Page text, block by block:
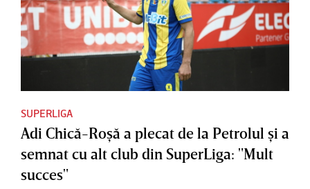
SUPERLIGA
Adi Chică-Roşă a plecat de la Petrolul şi a
semnat cu alt club din SuperLiga: "Mult
succes"